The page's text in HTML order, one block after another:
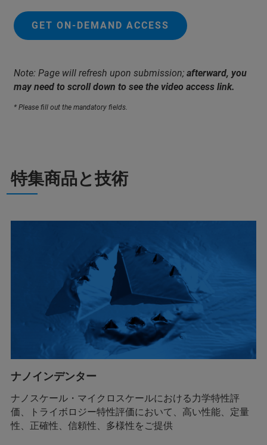
GET ON-DEMAND ACCESS
Note: Page will refresh upon submission; afterward, you
may need to scroll down to see the video access link.
* Please fill out the mandatory fields.
特集商品と技術
ナノインデンター
ナノスケール・マイクロスケールにおける力学特性評
価、トライボロジー特性評価において、高い性能、定量
性、正確性、信頼性、多様性をご提供